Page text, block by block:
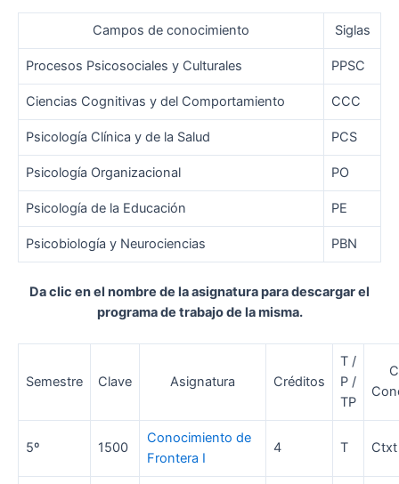
Campos de conocimiento Siglas
Procesos Psicosociales y Culturales PPSC
Ciencias Cognitivas y del Comportamiento CCC
Psicología Clínica y de la Salud PCS
Psicología Organizacional PO
Psicología de la Educación PE
Psicobiología y Neurociencias PBN
Da clic en el nombre de la asignatura para descargar el
programa de trabajo de la misma.
Semestre Clave Asignatura Créditos
T /
P /
TP
5º 1500
Conocimiento de
Frontera I
4 T Ctxt